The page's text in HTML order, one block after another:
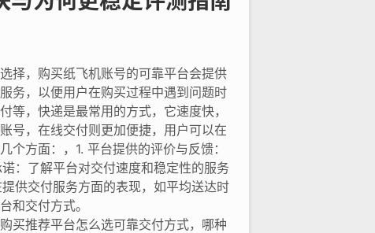
择，购买纸飞机账号的可靠平台会提供
务，以便用户在购买过程中遇到问题时
，快递是最常用的方式，它速度快，
号，在线交付则更加便捷，用户可以在
方面：，1. 平台提供的评价与反馈：
：了解平台对交付速度和稳定性的服务
供交付服务方面的表现，如平均送达时
和交付方式。
买推荐平台怎么选可靠交付方式，哪种